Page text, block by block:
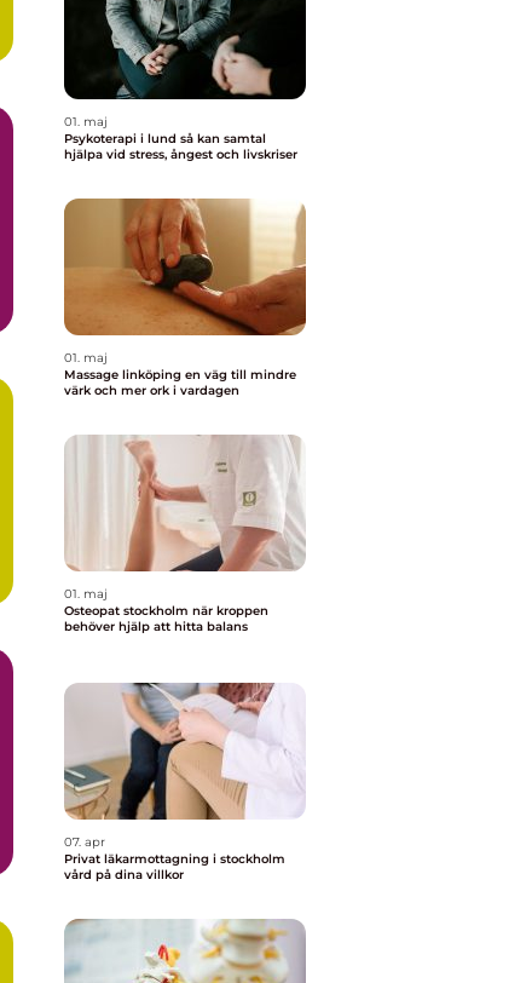
01. maj
Psykoterapi i lund så kan samtal
hjälpa vid stress, ångest och livskriser
01. maj
Massage linköping en väg till mindre
värk och mer ork i vardagen
01. maj
Osteopat stockholm när kroppen
behöver hjälp att hitta balans
07. apr
Privat läkarmottagning i stockholm
vård på dina villkor